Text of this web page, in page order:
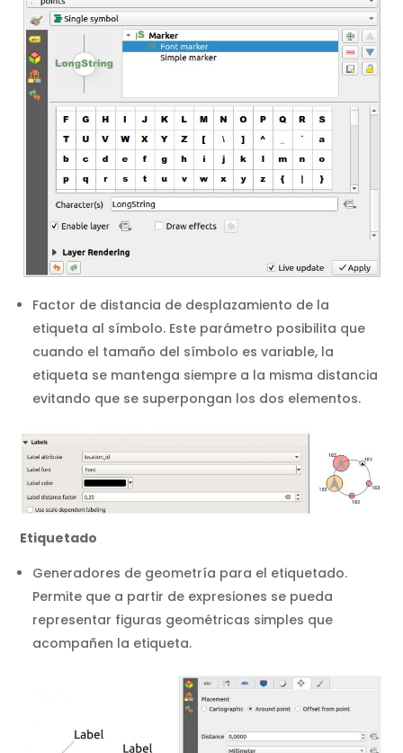
Factor de distancia de desplazamiento de la
etiqueta al símbolo. Este parámetro posibilita que
cuando el tamaño del símbolo es variable, la
etiqueta se mantenga siempre a la misma distancia
evitando que se superpongan los dos elementos.
Etiquetado
Generadores de geometría para el etiquetado.
Permite que a partir de expresiones se pueda
representar figuras geométricas simples que
acompañen la etiqueta.